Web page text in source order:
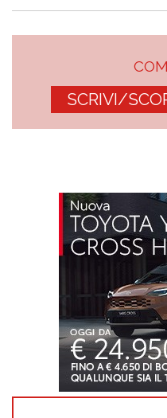
SCRIVI/